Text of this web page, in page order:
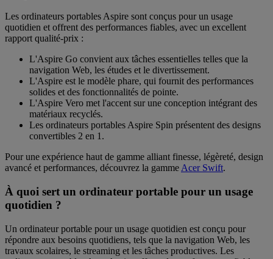
Les ordinateurs portables Aspire sont conçus pour un usage
quotidien et offrent des performances fiables, avec un excellent
rapport qualité-prix :
L'Aspire Go convient aux tâches essentielles telles que la
navigation Web, les études et le divertissement.
L'Aspire est le modèle phare, qui fournit des performances
solides et des fonctionnalités de pointe.
L'Aspire Vero met l'accent sur une conception intégrant des
matériaux recyclés.
Les ordinateurs portables Aspire Spin présentent des designs
convertibles 2 en 1.
Pour une expérience haut de gamme alliant finesse, légèreté, design
avancé et performances, découvrez la gamme Acer Swift.
À quoi sert un ordinateur portable pour un usage
quotidien ?
Un ordinateur portable pour un usage quotidien est conçu pour
répondre aux besoins quotidiens, tels que la navigation Web, les
travaux scolaires, le streaming et les tâches productives. Les